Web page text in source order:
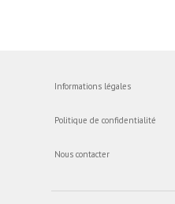
Informations légales
Politique de confidentialité
Nous contacter